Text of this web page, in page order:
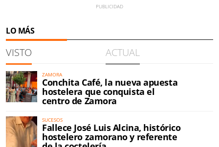
LO MÁS
VISTO ACTUAL
ZAMORA
Conchita Café, la nueva apuesta
hostelera que conquista el
centro de Zamora
SUCESOS
Fallece José Luis Alcina, histórico
hostelero zamorano y referente